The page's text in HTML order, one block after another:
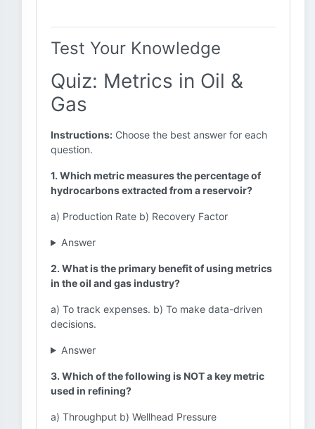
Test Your Knowledge
Quiz: Metrics in Oil &
Gas
Instructions: Choose the best answer for each
question.
1. Which metric measures the percentage of
hydrocarbons extracted from a reservoir?
a) Production Rate b) Recovery Factor
Answer
2. What is the primary benefit of using metrics
in the oil and gas industry?
a) To track expenses. b) To make data-driven
decisions.
Answer
3. Which of the following is NOT a key metric
used in refining?
a) Throughput b) Wellhead Pressure